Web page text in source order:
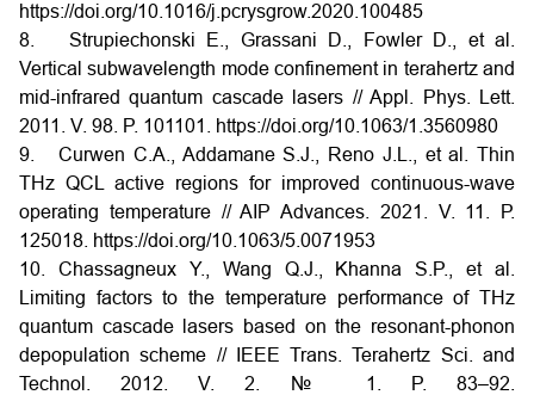
https://doi.org/10.1016/j.pcrysgrow.2020.100485
8. Strupiechonski E., Grassani D., Fowler D., et al.
Vertical subwavelength mode confinement in terahertz and
mid-infrared quantum cascade lasers // Appl. Phys. Lett.
2011. V. 98. P. 101101. https://doi.org/10.1063/1.3560980
9. Curwen C.A., Addamane S.J., Reno J.L., et al. Thin
THz QCL active regions for improved continuous-wave
operating temperature // AIP Advances. 2021. V. 11. Р.
125018. https://doi.org/10.1063/5.0071953
10. Chassagneux Y., Wang Q.J., Khanna S.P., et al.
Limiting factors to the temperature performance of THz
quantum cascade lasers based on the resonant-phonon
depopulation scheme // IEEE Trans. Terahertz Sci. and
Technol. 2012. V. 2. № 1. P. 83–92.